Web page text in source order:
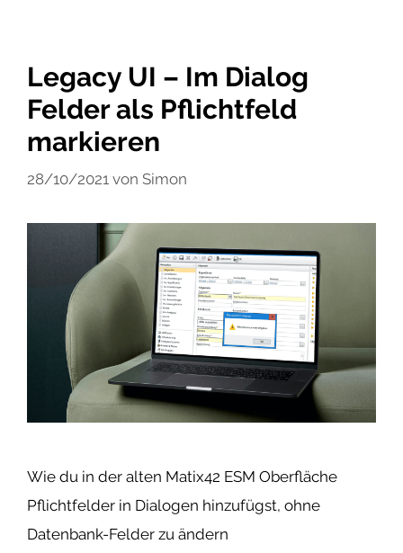
Legacy UI – Im Dialog
Felder als Pflichtfeld
markieren
28/10/2021 von Simon
Wie du in der alten Matix42 ESM Oberfläche
Pflichtfelder in Dialogen hinzufügst, ohne
Datenbank-Felder zu ändern